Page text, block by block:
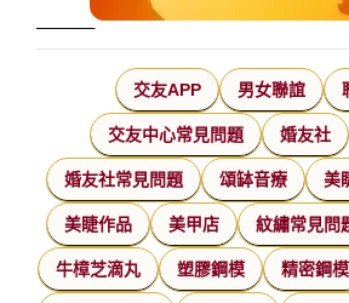
交友APP 男女聯誼
交友中心常見問題 婚友社
婚友社常見問題 頌缽音療 美
美睫作品 美甲店 紋繡常見問
牛樟芝滴丸 塑膠鋼模 精密鋼模